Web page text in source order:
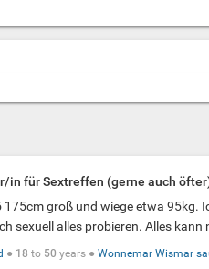
in für Sextreffen (gerne auch
175cm groß und wiege etwa 95kg.
sexuell alles probieren. Alles kann
● 18 to 50 years ●Wonnemar Wismar